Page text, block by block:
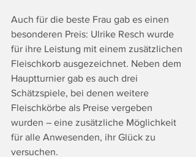
Auch für die beste Frau gab es einen
besonderen Preis: Ulrike Resch wurde
für ihre Leistung mit einem zusätzlichen
Fleischkorb ausgezeichnet. Neben dem
Hauptturnier gab es auch drei
Schätzspiele, bei denen weitere
Fleischkörbe als Preise vergeben
wurden – eine zusätzliche Möglichkeit
für alle Anwesenden, ihr Glück zu
versuchen.